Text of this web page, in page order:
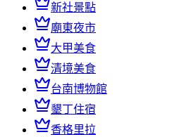
新社景點
廟東夜市
大甲美食
清境美食
台南博物館
墾丁住宿
香格里拉